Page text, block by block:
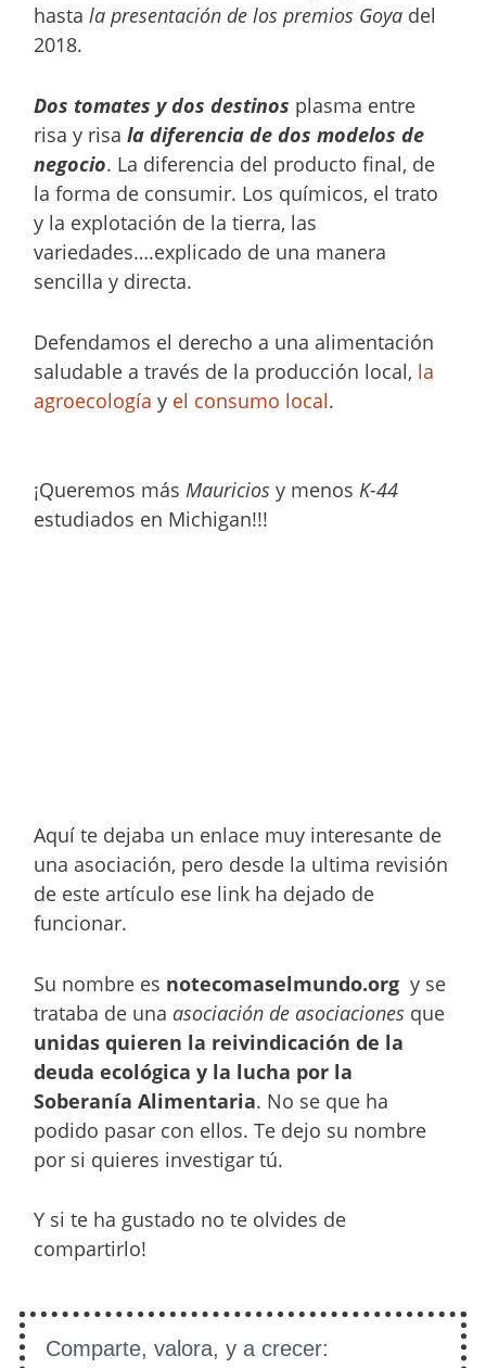
hastala presentación de los premios Goya del
2018.
Dos tomates y dos destinos plasma entre
risa y risala diferencia de dos modelos de
negocio. La diferencia del producto final, de
la forma de consumir. Los químicos, el trato
y la explotación de la tierra, las
variedades….explicado de una manera
sencilla y directa.
Defendamos el derecho a una alimentación
saludable a través de la producción local, la
agroecología y el consumo local.
¡Queremos más Mauricios y menos K-44
estudiados en Michigan!!!
Aquí te dejaba un enlace muy interesante de
una asociación, pero desde la ultima revisión
de este artículo ese link ha dejado de
funcionar.
Su nombre es notecomaselmundo.orgy se
trataba de una asociación de asociaciones que
unidas quieren la reivindicación de la
deuda ecológica y la lucha por la
Soberanía Alimentaria. No se que ha
podido pasar con ellos. Te dejo su nombre
por si quieres investigar tú.
Y si te ha gustado no te olvides de
compartirlo!
Comparte, valora, y a crecer: